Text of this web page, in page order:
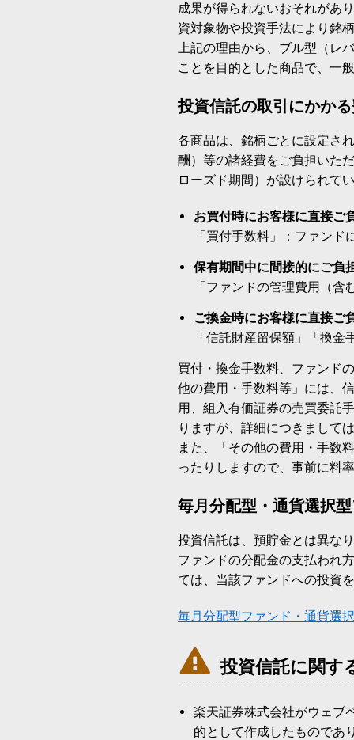
成果が得られないおそれがあ
資対象物や投資手法により銘
上記の理由から、ブル型（レ
ことを目的とした商品で、一
投資信託の取引にかか
各商品は、銘柄ごとに設定さ
酬）等の諸経費をご負担いた
ローズド期間）が設けられて
お買付時にお客様に直接ご
「買付手数料」：ファンド
保有期間中に間接的にご負
「ファンドの管理費用（
ご換金時にお客様に直接ご
「信託財産留保額」「換
買付・換金手数料、ファンド
他の費用・手数料等」には、
用、組入有価証券の売買委託
りますが、詳細につきまして
また、「その他の費用・手数
ったりしますので、事前に料
毎月分配型・通貨選択
投資信託は、預貯金とは異な
ファンドの分配金の支払われ
ては、当該ファンドへの投資
毎月分配型ファンド・通貨選
 投資信託に関す
楽天証券株式会社がウェブ
的として作成したものであ